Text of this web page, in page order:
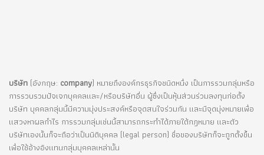
บริษัท (อังกฤษ: company) หมายถึงองค์กรธุรกิจชนิดหนึ่ง เป็นการรวมกลุ่มหรือ
การรวบรวมปัจเจกบุคคลและ/หรือบริษัทอื่น ผู้ซึ่งเป็นหุ้นส่วนร่วมลงทุนก่อตั้ง
บริษัท บุคคลกลุ่มนี้มีความมุ่งประสงค์หรือจุดสนใจร่วมกัน และมีจุดมุ่งหมายเพื่อ
แสวงหาผลกำไร การรวมกลุ่มเช่นนี้สามารถกระทำได้ภายใต้กฎหมาย และตัว
บริษัทเองนั้นก็จะถือว่าเป็นนิติบุคคล (legal person) ชื่อของบริษัทก็จะถูกตั้งขึ้น
เพื่อใช้อ้างอิงแทนกลุ่มบุคคลเหล่านั้น